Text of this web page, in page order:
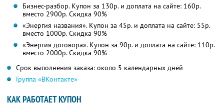
Бизнес-разбор. Купон за 130р. и доплата на сайте: 160р.
вместо 2900р. Скидка 90%
«Энергия названия». Купон за 45р. и доплата на сайте: 55р.
вместо 1000р. Скидка 90%
«Энергия договора». Купон за 90р. и доплата на сайте: 110р.
вместо 2000р. Скидка 90%
Срок выполнения заказа: около 5 календарных дней
Группа «ВКонтакте»
КАК РАБОТАЕТ КУПОН